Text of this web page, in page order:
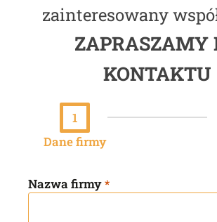
zainteresowany
ZAPRASZAMY
KONTAKTU
1
Dane firmy
Nazwa firmy*